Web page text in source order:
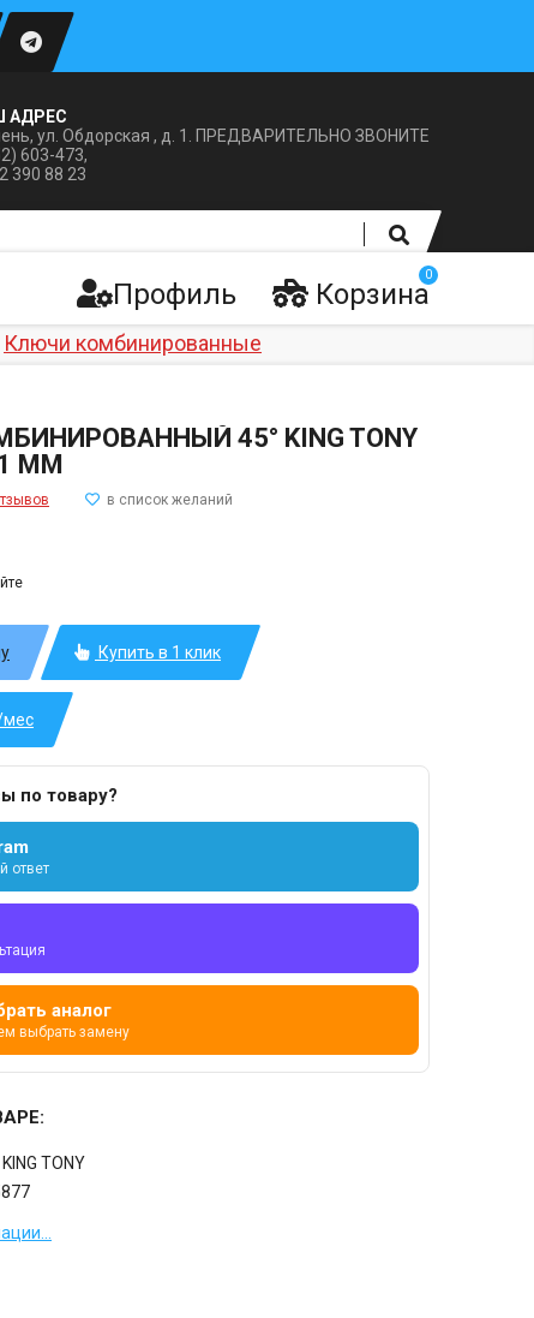
АДРЕС
ул. Обдорская , д. 1. ПРЕДВАРИТЕЛЬНО ЗВОНИТЕ
603-473,
390 88 23
Корзина
0
Профиль
Ключи комбинированные
45° KING TONY
ММ
Купить в 1 клик
мес
по товару?
ответ
аналог
выбрать замену
KING TONY